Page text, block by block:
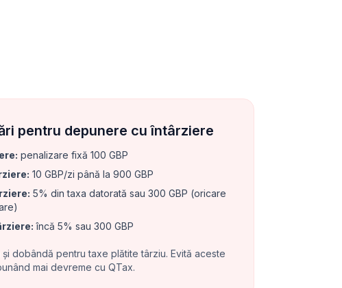
pentru depunere cu întârziere
: penalizare fixă 100 GBP
: 10 GBP/zi până la 900 GBP
: 5% din taxa datorată sau 300 GBP (oricare
: încă 5% sau 300 GBP
dobândă pentru taxe plătite târziu. Evită aceste
mai devreme cu QTax.